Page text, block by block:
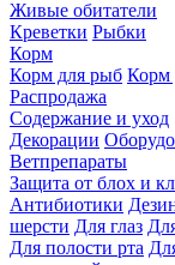
Живые обитатели
Креветки Рыбки
Корм
Корм для рыб Корм
Распродажа
Содержание и уход
Декорации
Ветпрепараты
Защита от блох и
Антибиотики
шерсти Для глаз
Для полости рта